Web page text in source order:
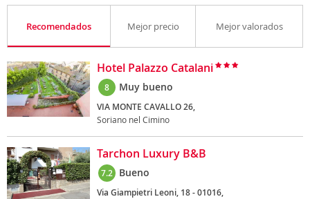
Recomendados Mejor precio Mejor valorados
Hotel Palazzo Catalani
8 Muy bueno
VIA MONTE CAVALLO 26,
Soriano nel Cimino
Tarchon Luxury B&B
7.2 Bueno
Via Giampietri Leoni, 18 - 01016,